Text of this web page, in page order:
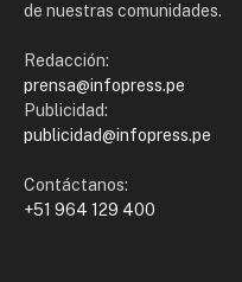
de nuestras comunidades.
Redacción:
prensa@infopress.pe
Publicidad:
publicidad@infopress.pe
Contáctanos:
+51 964 129 400